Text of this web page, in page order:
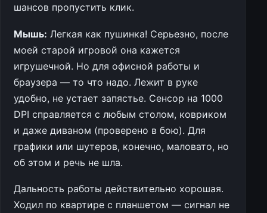
шансов пропустить клик.
Мышь: Легкая как пушинка! Серьезно, после
моей старой игровой она кажется
игрушечной. Но для офисной работы и
браузера — то что надо. Лежит в руке
удобно, не устает запястье. Сенсор на 1000
DPI справляется с любым столом, ковриком
и даже диваном (проверено в бою). Для
графики или шутеров, конечно, маловато, но
об этом и речь не шла.
Дальность работы действительно хорошая.
Ходил по квартире с планшетом — сигнал не